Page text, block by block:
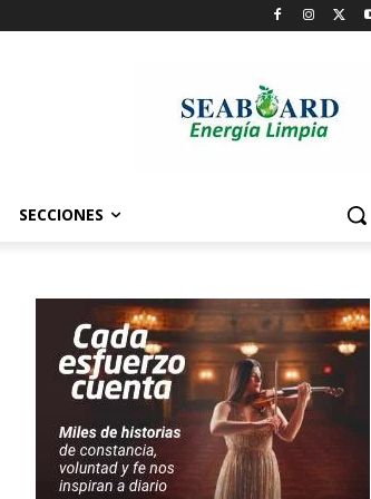
SECCIONES